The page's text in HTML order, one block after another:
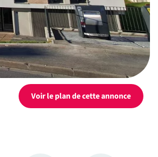
Voir leplan de cette annonce